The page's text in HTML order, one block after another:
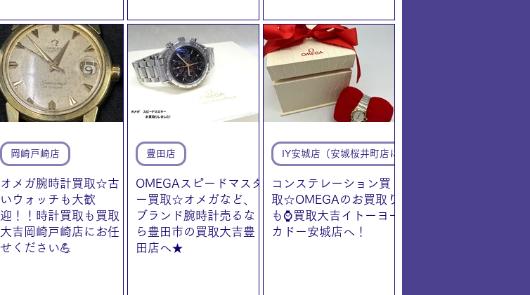
オメガ腕時計買取☆古
いウォッチも大歓
迎！！時計買取も買取
大吉岡崎戸崎店にお任
せください💪
岡崎戸崎店
OMEGAスピードマスタ
ー買取☆オメガなど、
ブランド腕時計売るな
ら豊田市の買取大吉豊
田店へ★
豊田店
コンステレーション買
取☆OMEGAのお買取り
も⌚買取大吉イトーヨー
カドー安城店へ！